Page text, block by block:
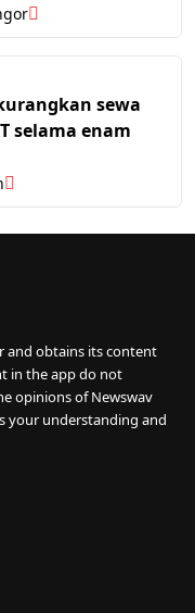
sewa
selama enam
and obtains its content
in the app do not
opinions of Newswav
your understanding and